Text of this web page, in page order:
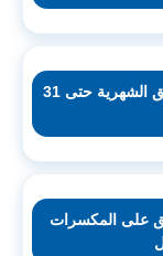
عروض تاج هايبر ماركت السويق الشهرية حتى 31
على المكسرات